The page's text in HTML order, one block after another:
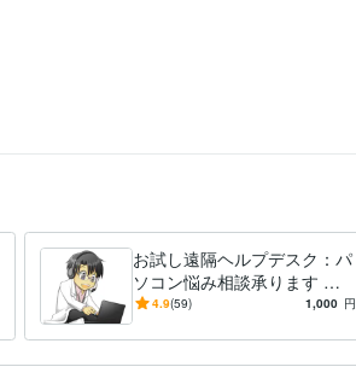
お試し遠隔ヘルプデスク：パ
ソコン悩み相談承ります 日
本HP、マイクロソフトでの1
4.9(59) 1,000 円